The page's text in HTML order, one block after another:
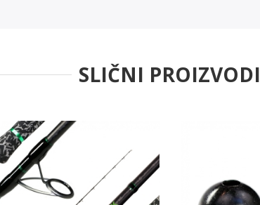
SLIČNI PROIZVODI